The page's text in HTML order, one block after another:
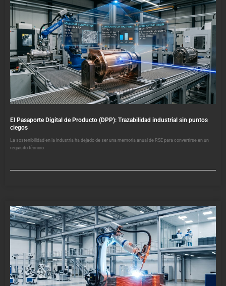
El Pasaporte Digital de Producto (DPP): Trazabilidad industrial sin puntos
ciegos
La sostenibilidad en la industria ha dejado de ser una memoria anual de RSE para convertirse en un
requisito técnico